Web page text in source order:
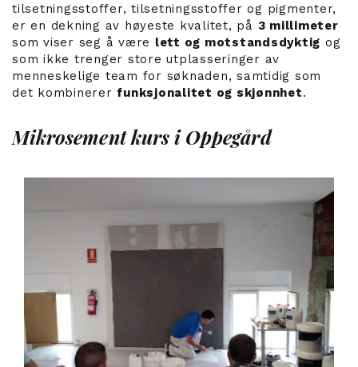
tilsetningsstoffer, tilsetningsstoffer og pigmenter,
er en dekning av høyeste kvalitet, på 3 millimeter
som viser seg å være lett og motstandsdyktig og
som ikke trenger store utplasseringer av
menneskelige team for søknaden, samtidig som
det kombinererfunksjonalitet og skjønnhet.
Mikrosement kurs i Oppegård